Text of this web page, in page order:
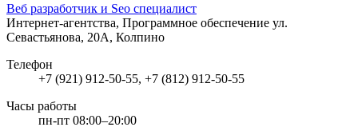
Веб разработчик и Seo специалист
Интернет-агентства, Программное обеспечение ул.
Севастьянова, 20А, Колпино
Телефон
+7 (921) 912-50-55, +7 (812) 912-50-55
Часы работы
пн-пт 08:00–20:00